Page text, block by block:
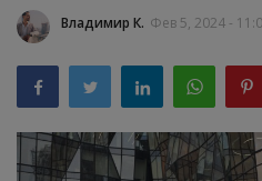
Здоровье
Наука и открытия
Владимир К. Фев 5, 2024 -